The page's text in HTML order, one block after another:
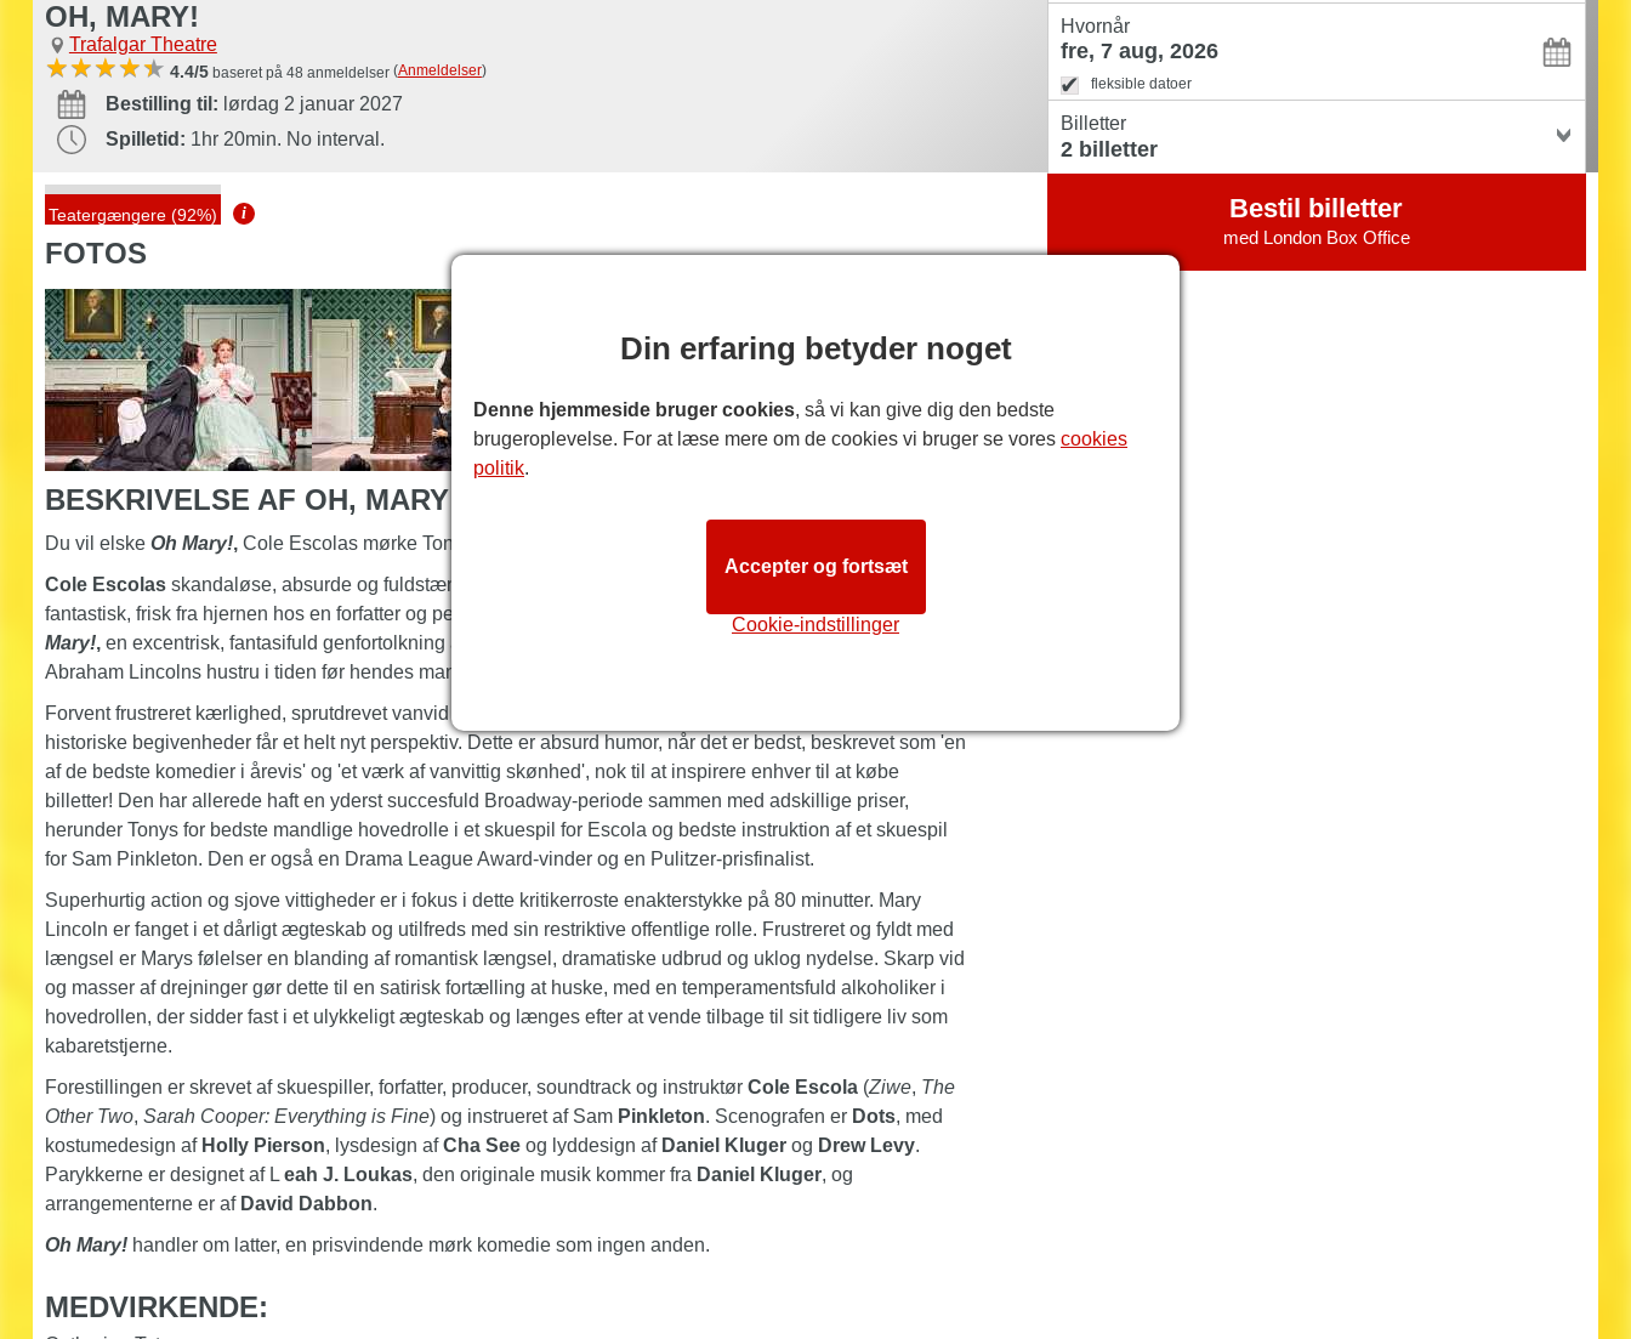
OH, MARY!
Trafalgar Theatre
4.4/5 baseret på 48 anmeldelser (Anmeldelser)
Bestilling til: lørdag 2 januar 2027
Spilletid: 1hr 20min. No interval.
Hvornår
fleksible datoer
Billetter
Bestil billetter
med London Box Office
Teatergængere (92%) i
FOTOS
BESKRIVELSE AF OH, MARY!
Du vil elske Oh Mary!,Cole Escolas mørke Tony-vindende komedie om USA's førstedame.
Cole Escolasskandaløse, absurde og fuldstændig uimodståelige komedie bliver markedsført som noget
fantastisk, frisk fra hjernen hos en forfatter og performer med en ekstraordinær fantasi. Velkommen tilOh,
Mary!,en excentrisk, fantasifuld genfortolkning af livet og tiden for den berømte amerikanske præsident
Abraham Lincolns hustru i tiden før hendes mand blev myrdet.
Forvent frustreret kærlighed, sprutdrevet vanvid og en seriøs camp-oplevelse, når Mary Lincolns liv og
historiske begivenheder får et helt nyt perspektiv. Dette er absurd humor, når det er bedst, beskrevet som 'en
af de bedste komedier i årevis' og 'et værk af vanvittig skønhed', nok til at inspirere enhver til at købe
billetter! Den har allerede haft en yderst succesfuld Broadway-periode sammen med adskillige priser,
herunder Tonys for bedste mandlige hovedrolle i et skuespil for Escola og bedste instruktion af et skuespil
for Sam Pinkleton. Den er også en Drama League Award-vinder og en Pulitzer-prisfinalist.
Superhurtig action og sjove vittigheder er i fokus i dette kritikerroste enakterstykke på 80 minutter. Mary
Lincoln er fanget i et dårligt ægteskab og utilfreds med sin restriktive offentlige rolle. Frustreret og fyldt med
længsel er Marys følelser en blanding af romantisk længsel, dramatiske udbrud og uklog nydelse. Skarp vid
og masser af drejninger gør dette til en satirisk fortælling at huske, med en temperamentsfuld alkoholiker i
hovedrollen, der sidder fast i et ulykkeligt ægteskab og længes efter at vende tilbage til sit tidligere liv som
kabaretstjerne.
Forestillingen er skrevet af skuespiller, forfatter, producer, soundtrack og instruktør Cole Escola(Ziwe, The
Other Two, Sarah Cooper: Everything is Fine) og instrueret af Sam Pinkleton. Scenografen er Dots, med
kostumedesign af Holly Pierson, lysdesign afCha Seeog lyddesign af Daniel Klugerog Drew Levy.
Parykkerne er designet af L eah J. Loukas, den originale musik kommer fra Daniel Kluger, og
arrangementerne er af David Dabbon.
Oh Mary!handler om latter, en prisvindende mørk komedie som ingen anden.
MEDVIRKENDE:
Din erfaring betyder noget
Denne hjemmeside bruger cookies, så vi kan give dig den bedste
brugeroplevelse. For at læse mere om de cookies vi bruger se vores cookies
politik.
Cookie-indstillinger
Accepter og fortsæt